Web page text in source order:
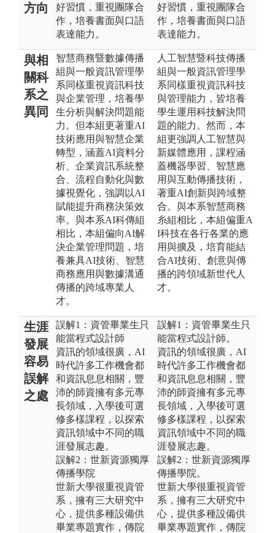
方向
好習慣，重視團隊合
作，培養書面與口語
表達能力。
好習慣，重視團隊合
作，培養書面與口語
表達能力。
與相
關科
系之
異同
智慧商務暨數據傳播
組與一般資訊管理學
系同樣重視資訊科技
與企業管理，培養學
生分析與解決問題能
力。但本組更著重AI
技術應用與智慧企業
轉型，涵蓋AI資料分
析、企業資訊系統整
合、流程自動化與數
據視覺化，強調以AI
賦能提升商務決策效
率。與本系AI科傳組
相比，本組偏向AI解
決企業管理問題，培
養兼具AI技術、智慧
商務應用與數據溝通
傳播的跨域專業人
才。
人工智慧暨科技傳播
組與一般資訊管理學
系同樣重視資訊科技
與管理能力，皆培養
學生運用科技解決問
題的能力。然而，本
組更強調人工智慧與
新媒體應用，課程涵
蓋機器學習、智慧應
用與互動傳播技術，
著重AI創新與跨域整
合。與本系智慧商務
糸組相比，本組偏重A
I科技在各行各業的應
用與擴及，培育能結
合AI技術、創意與傳
播的跨領域新世代人
才。
生涯
發展
容易
誤解
之處
誤解1：資管畢業生只
能當程式設計師
資訊的領域很廣，AI
時代許多工作機會都
和資訊息息相關，豐
沛的師資擁有多元專
長領域，入學後可選
修多樣課程，以探索
資訊領域中不同的職
涯發展志趣。
誤解2：世新資源獨厚
傳播學院
世新大學很重視資管
系，擁有三大研究中
心，提供多種設備供
畢業專題實作，傳院
誤解1：資管畢業生只
能當程式設計師。
資訊的領域很廣，AI
時代許多工作機會都
和資訊息息相關，豐
沛的師資擁有多元專
長領域，入學後可選
修多樣課程，以探索
資訊領域中不同的職
涯發展志趣。
誤解2：世新資源獨厚
傳播學院。
世新大學很重視資管
系，擁有三大研究中
心，提供多種設備供
畢業專題實作，傳院